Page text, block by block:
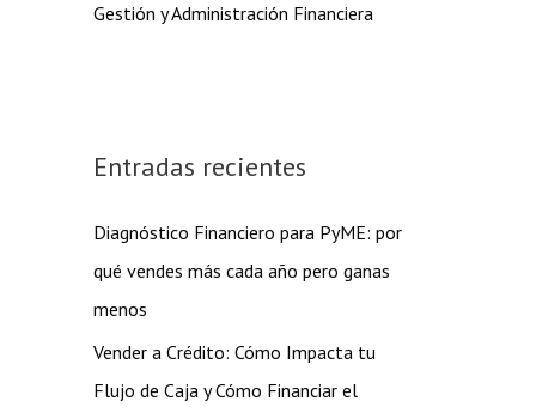
Gestión y Administración Financiera
Entradas recientes
Diagnóstico Financiero para PyME: por
qué vendes más cada año pero ganas
menos
Vender a Crédito: Cómo Impacta tu
Flujo de Caja y Cómo Financiar el